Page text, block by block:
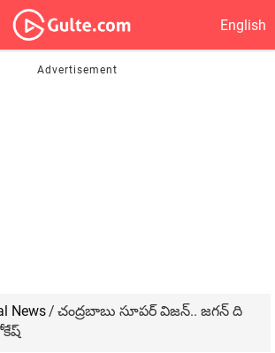
English
News/ చంద్ర‌బాబు సూప‌ర్‌ విజ‌న్‌.. జ‌గ‌న్ ది